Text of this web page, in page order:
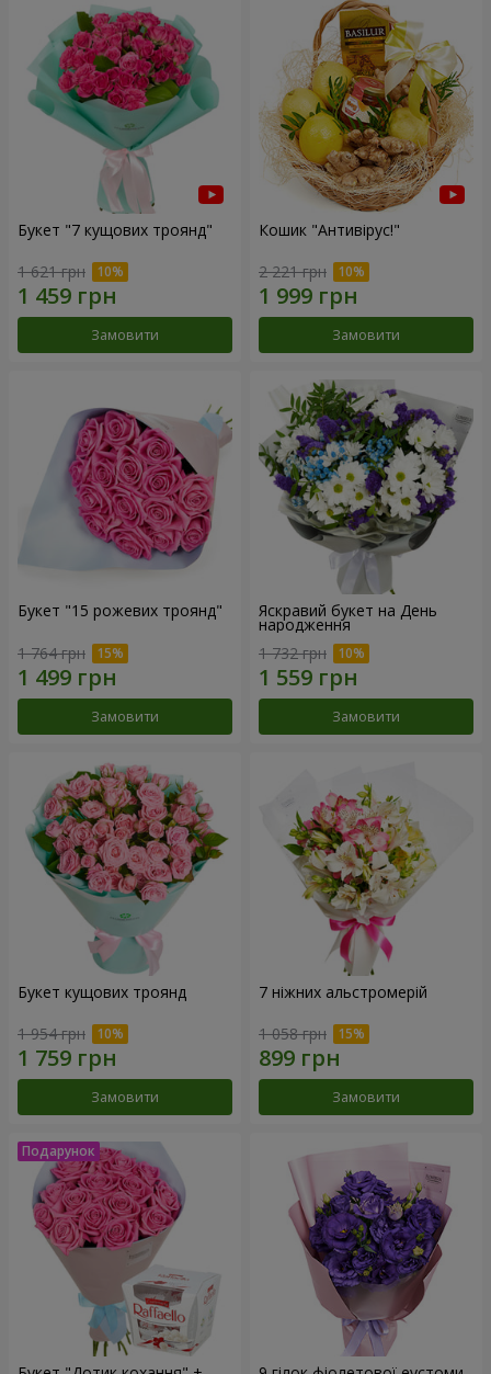
Букет "7 кущових троянд"
1 621 грн
Замовити
Кошик "Антивірус!"
2 221 грн
Замовити
Букет "15 рожевих троянд"
1 764 грн
Замовити
Яскравий букет на День
народження
1 732 грн
Замовити
Букет кущових троянд
1 954 грн
Замовити
7 ніжних альстромерій
1 058 грн
Замовити